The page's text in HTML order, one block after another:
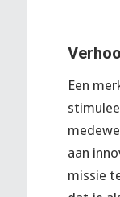
Een
aan
missie